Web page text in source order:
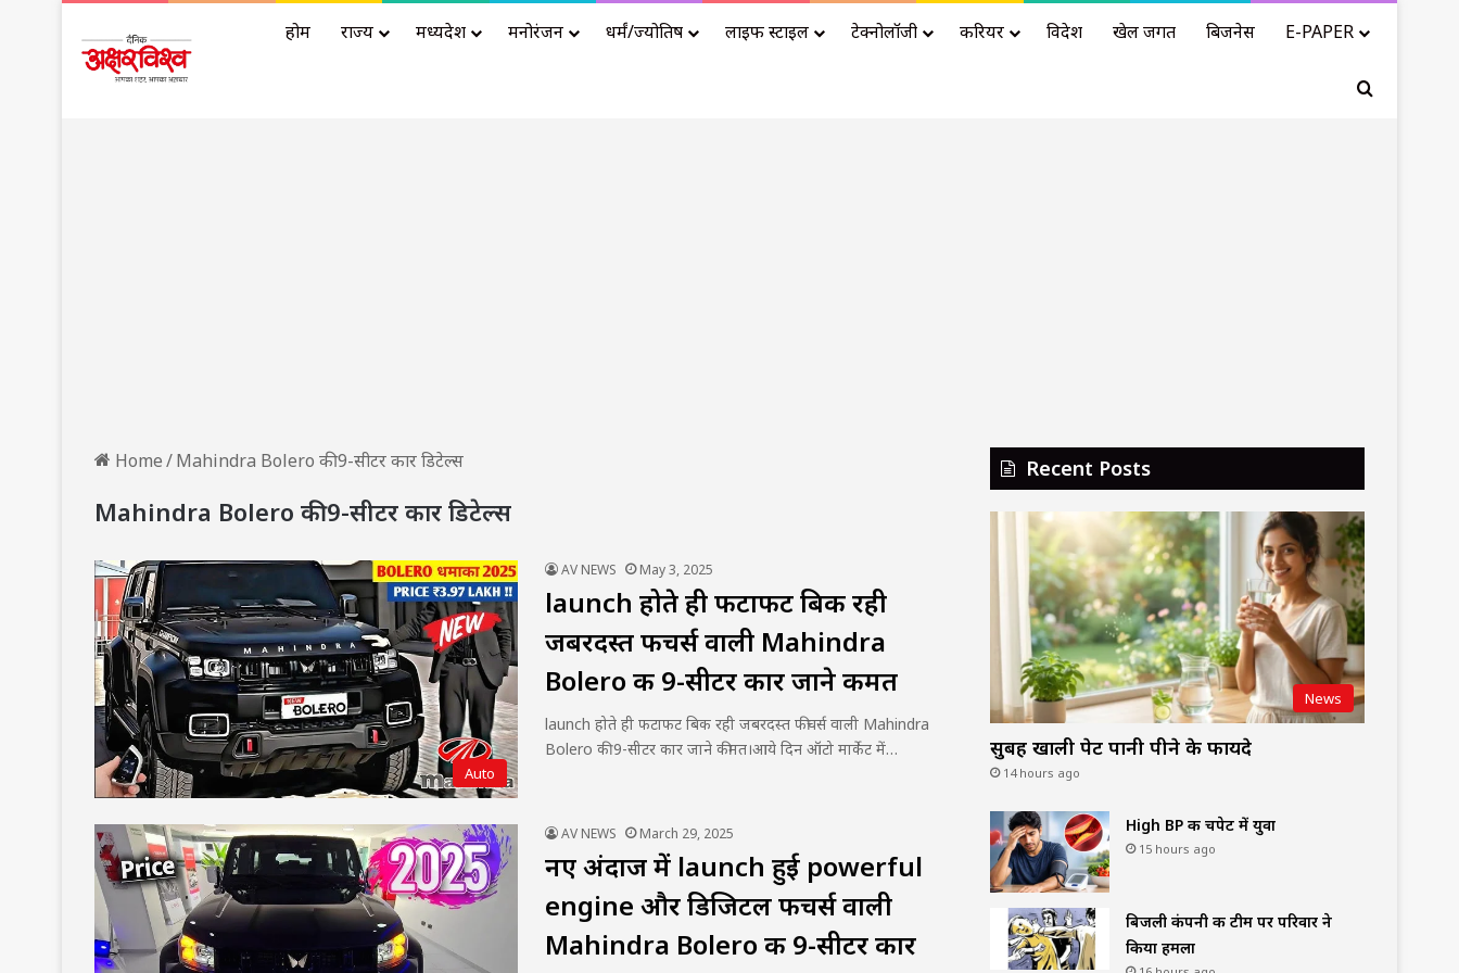
होम राज्य मध्यप्रदेश मनोरंजन धर्मं/ज्योतिष लाइफ स्टाइल टेक्नोलॉजी करियर विदेश खेल जगत बिजनेस E-PAPER
Search for
Home/Mahindra Bolero की 9-सीटर कार डिटेल्स
Mahindra Bolero की 9-सीटर कार डिटेल्स
Auto
AV NEWS May 3, 2025
launch होते ही फटाफट बिक रही
जबरदस्त फीचर्स वाली Mahindra
Bolero की 9-सीटर कार जाने कीमत
launch होते ही फटाफट बिक रही जबरदस्त फीचर्स वाली Mahindra
Bolero की 9-सीटर कार जाने कीमत।आये दिन ऑटो मार्केट में…
AV NEWS March 29, 2025
नए अंदाज में launch हुई powerful
engine और डिजिटल फीचर्स वाली
Mahindra Bolero की 9-सीटर कार
Recent Posts
News
सुबह खाली पेट पानी पीने के फायदे
14 hours ago
High BP की चपेट में युवा
15 hours ago
बिजली कंपनी की टीम पर परिवार ने
किया हमला